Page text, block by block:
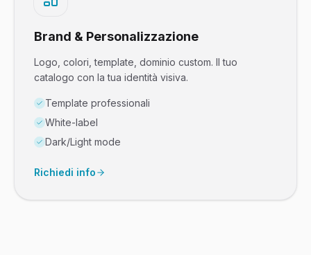
Brand & Personalizzazione
Logo, colori, template, dominio custom. Il tuo
catalogo con la tua identità visiva.
Template professionali
White-label
Dark/Light mode
Richiedi info